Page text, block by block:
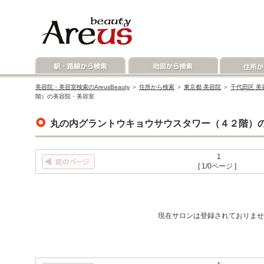
美容院・美容室検索のAreusBeauty ＞ 住所から検索 ＞ 東京都 美容院 ＞ 千代田区 美
階）の美容院・美容室
丸の内グラントウキョウサウスタワー（４２階）
1
[ 1/0ページ ]
現在サロンは登録されておりま